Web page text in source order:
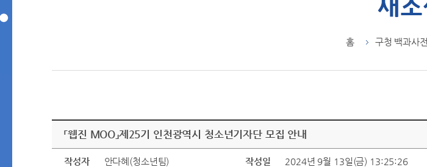
홈 구청 백과사전
「웹진 MOO」제25기 인천광역시 청소년기자단 모집 안내
작성자 안다혜(청소년팀) 작성일 2024년 9월 13일(금) 13:25:26